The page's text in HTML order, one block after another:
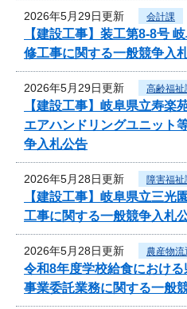
2026年5月29日更新 会計課
【建設工事】装工第8-8号
修工事に関する一般競争入
2026年5月29日更新 高齢福祉
【建設工事】岐阜県立寿楽
エアハンドリングユニット
争入札公告
2026年5月28日更新 障害福祉
【建設工事】岐阜県立三光
工事に関する一般競争入札
2026年5月28日更新 農産物流
令和8年度学校給食におけ
事業委託業務に関する一般